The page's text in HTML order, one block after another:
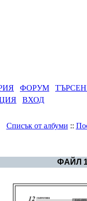
ФОРУМ
ВХОД
Списък от албуми ::
ФАЙЛ